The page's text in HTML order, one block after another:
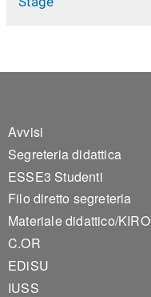
Footer 1
Avvisi
Segreteria didattica
ESSE3 Studenti
Filo diretto segreteria
Materiale didattico/KIRO
C.OR
EDiSU
IUSS